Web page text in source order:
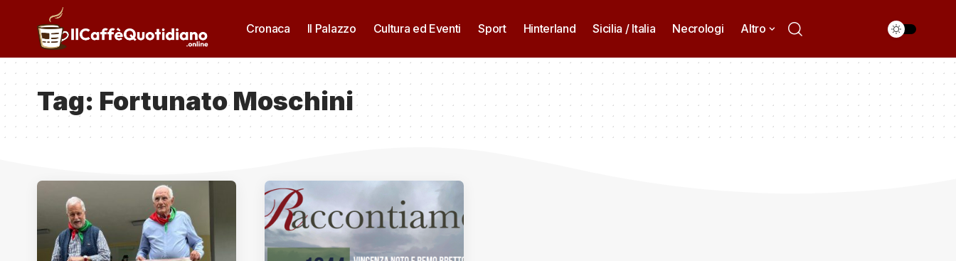
Cronaca Il Palazzo Cultura ed Eventi Sport Hinterland Sicilia / Italia Necrologi Altro
Tag: Fortunato Moschini